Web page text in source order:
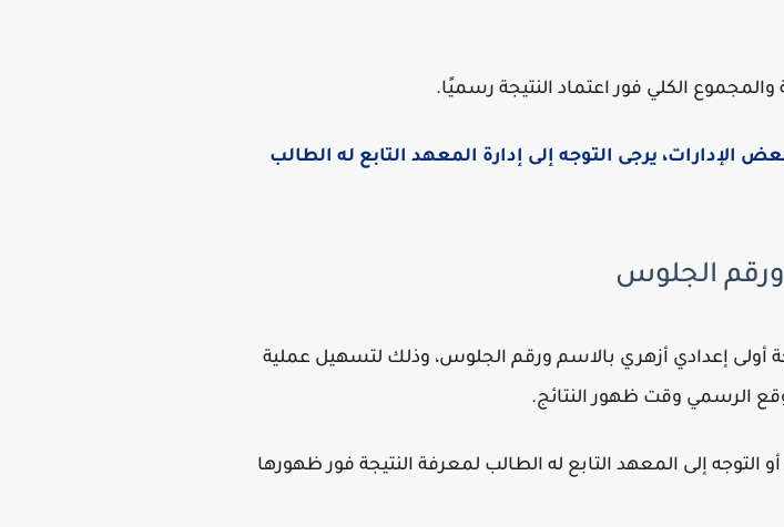
الكلي فور اعتماد النتيجة رسميًا.
الإدارات، يرجى التوجه إلى إدارة المعهد التابع له الطالب
أولى إعدادي أزهري بالاسم ورقم الجلوس، وذلك لتسهيل عملية
الرسمي وقت ظهور النتائج.
إلى المعهد التابع له الطالب لمعرفة النتيجة فور ظهورها